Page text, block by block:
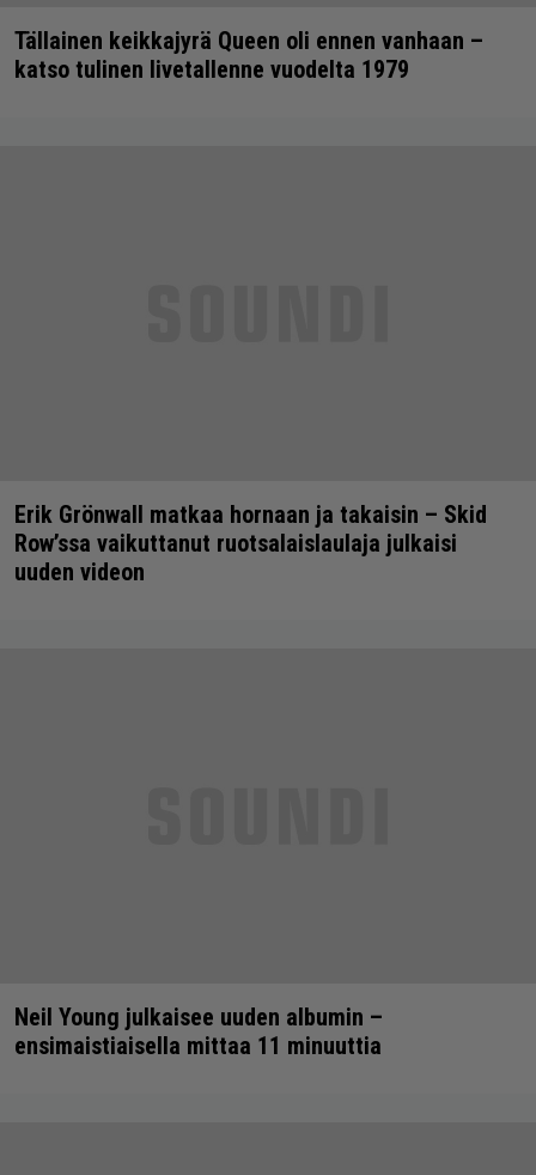
Tällainen keikkajyrä Queen oli ennen vanhaan –
katso tulinen livetallenne vuodelta 1979
Erik Grönwall matkaa hornaan ja takaisin – Skid
Row’ssa vaikuttanut ruotsalaislaulaja julkaisi
uuden videon
Neil Young julkaisee uuden albumin –
ensimaistiaisella mittaa 11 minuuttia